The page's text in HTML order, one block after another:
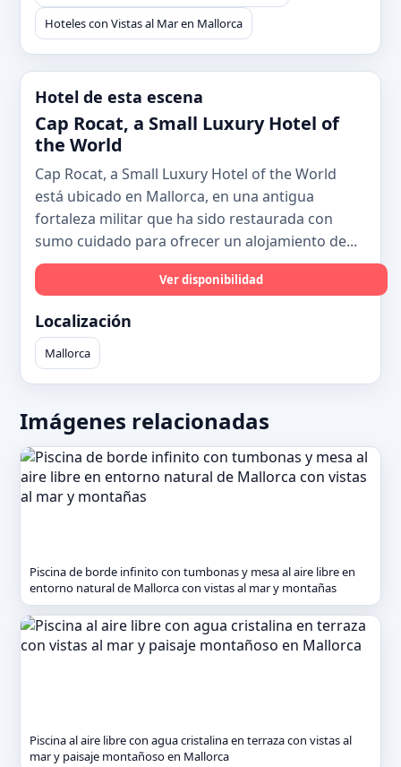
Hoteles con Vistas al Mar en Mallorca
Hotel de esta escena
Cap Rocat, a Small Luxury Hotel of
the World
Cap Rocat, a Small Luxury Hotel of the World
está ubicado en Mallorca, en una antigua
fortaleza militar que ha sido restaurada con
sumo cuidado para ofrecer un alojamiento de...
Ver disponibilidad
Localización
Mallorca
Imágenes relacionadas
Piscina de borde infinito con tumbonas y mesa al aire libre en
entorno natural de Mallorca con vistas al mar y montañas
Piscina al aire libre con agua cristalina en terraza con vistas al
mar y paisaje montañoso en Mallorca